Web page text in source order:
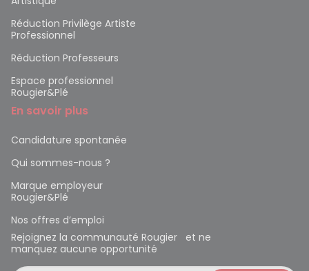
Réduction Privilège Artiste
Professionnel
Réduction Professeurs
Espace professionnel
Rougier&Plé
En savoir plus
Candidature spontanée
Qui sommes-nous ?
Marque employeur
Rougier&Plé
Nos offres d’emploi
Rejoignez la communauté Rougier et ne
manquez aucune opportunité